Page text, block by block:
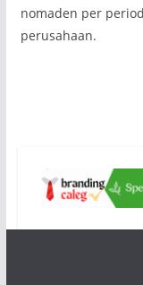
nomaden per
perusahaan.